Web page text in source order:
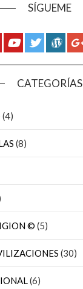
SÍGUEME
CATEGORÍAS
(4)
(8)
© (5)
(30)
(6)